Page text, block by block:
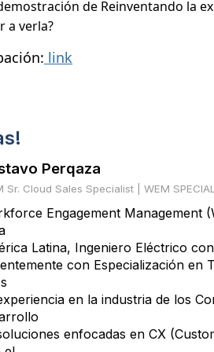
de Reinventando la
a verla?
link
Perqaza
Sr. Cloud Sales Specialist | WEM
Engagement Management
Latina, Ingeniero Eléctrico
con Especialización en
en la industria de los
enfocadas en CX